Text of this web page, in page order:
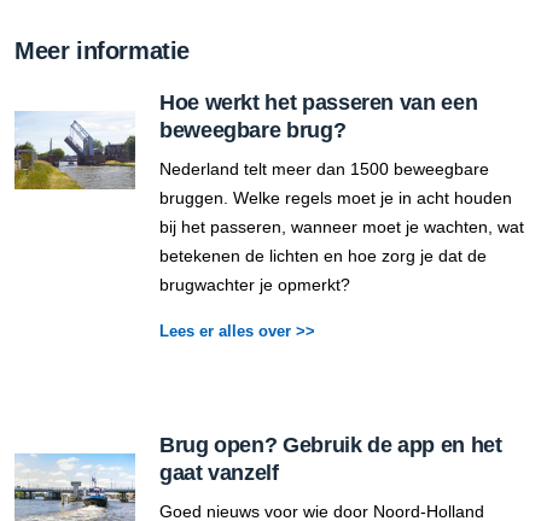
Meer informatie
Hoe werkt het passeren van een
beweegbare brug?
Nederland telt meer dan 1500 beweegbare
bruggen. Welke regels moet je in acht houden
bij het passeren, wanneer moet je wachten, wat
betekenen de lichten en hoe zorg je dat de
brugwachter je opmerkt?
Lees er alles over >>
Brug open? Gebruik de app en het
gaat vanzelf
Goed nieuws voor wie door Noord-Holland